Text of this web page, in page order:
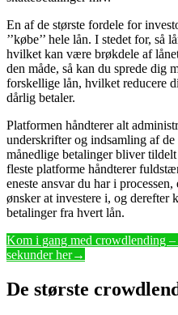
En af de største fordele for
’’købe’’ hele lån. I stedet for, så
hvilket kan være brøkdele af
den måde, så kan du sprede dig
forskellige lån, hvilket reducere
dårlig betaler.
Platformen håndterer alt
underskrifter og indsamling af
månedlige betalinger bliver
fleste platforme håndterer
eneste ansvar du har i
ønsker at investere i, og derefter
betalinger fra hvert lån.
Kom i gang med crowdlending
sekunder her→
De største